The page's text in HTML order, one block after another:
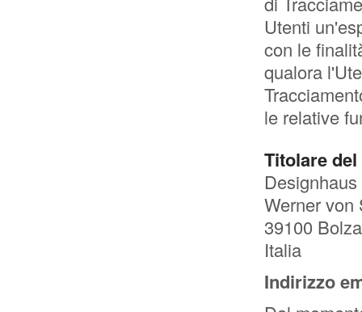
Utenti
con le
qualora
le relative
Titolare
Werner von
39100
Italia
Indirizzo